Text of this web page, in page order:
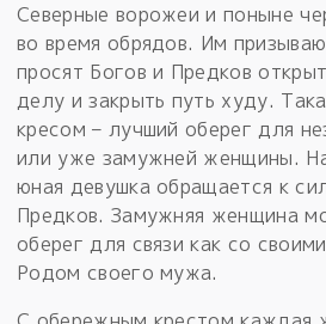
Северные ворожеи и поныне
во время обрядов. Им
просят Богов и Предков
делу и закрыть путь худу.
кресом – лучший оберег для
или уже замужней женщины.
юная девушка обращается к
Предков. Замужняя женщина
оберег для связи как со
Родом своего мужа.